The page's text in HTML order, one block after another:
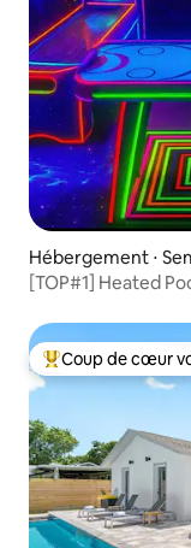
Hébergement ⋅
[TOP#1] Heated
Coups de cœur
Coup de cœur